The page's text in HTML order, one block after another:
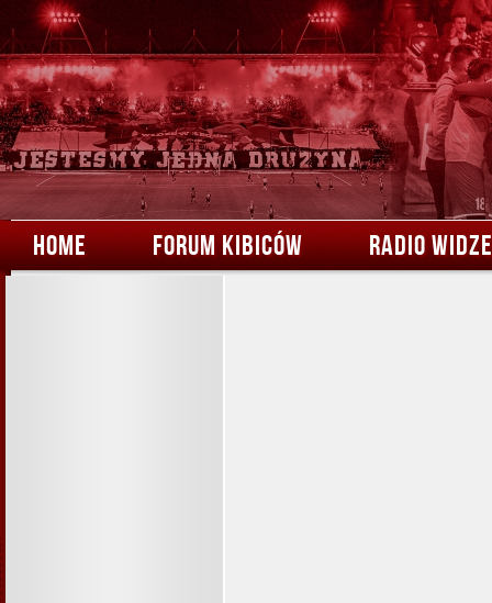
HOME FORUM KIBICÓW RADIO